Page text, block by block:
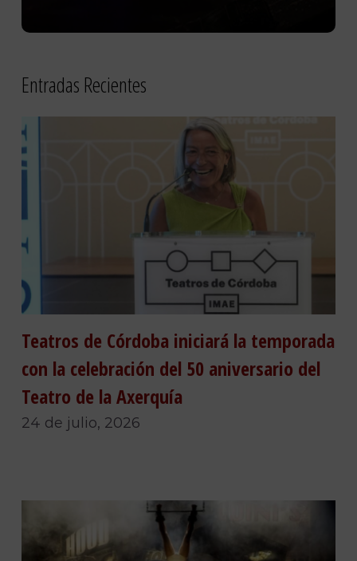
Entradas Recientes
Teatros de Córdoba iniciará la temporada
con la celebración del 50 aniversario del
Teatro de la Axerquía
24 de julio, 2026